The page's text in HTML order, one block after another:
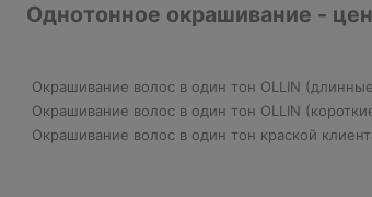
Однотонное окрашивание -
Окрашивание волос в один тон OLLIN
Окрашивание волос в один тон OLLIN
Окрашивание волос в один тон краской